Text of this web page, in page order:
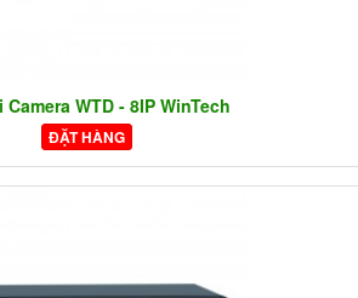
WTD - 8IP WinTech
ĐẶT HÀNG